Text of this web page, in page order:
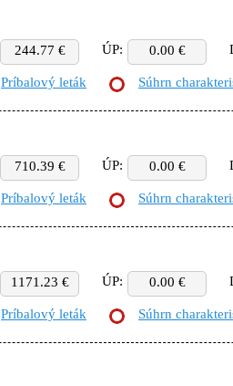
244.77 € ÚP: 0.00 €
Príbalový leták Súhrn
710.39 € ÚP: 0.00 €
Príbalový leták Súhrn
1171.23 € ÚP: 0.00 €
Príbalový leták Súhrn